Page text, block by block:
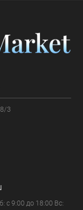
3
с 9:00 до 18:00 Вс: